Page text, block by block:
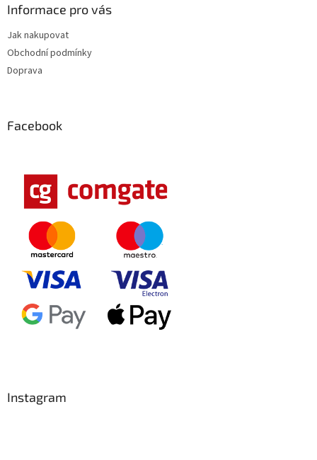
Informace pro vás
Jak nakupovat
Obchodní podmínky
Doprava
Facebook
Instagram